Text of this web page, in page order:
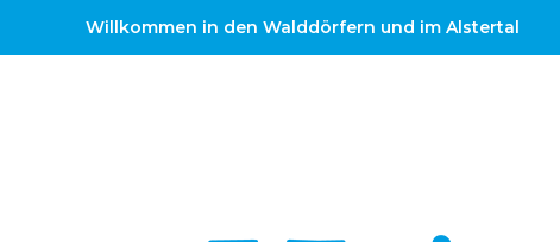
Willkommen in den Walddörfern und im Alstertal